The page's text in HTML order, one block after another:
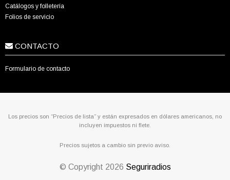
Catálogos y folletería
Folios de servicio
CONTACTO
Formulario de contacto
Los precios son “Precios de lista” y están expresados en dólares americanos, no
incluyen impuestos ni flete.
Precios sujetos a cambio sin previo aviso.
© Copyright 2026 Seguriradios